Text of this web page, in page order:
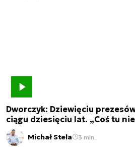
Dworczyk: Dziewięciu
ciągu dziesięciu lat. „Coś tu
Michał Stela 3 min.